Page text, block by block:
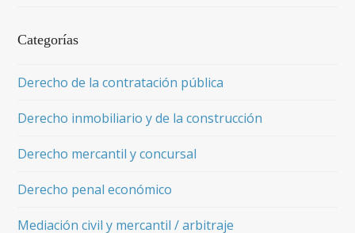
Categorías
Derecho de la contratación pública
Derecho inmobiliario y de la construcción
Derecho mercantil y concursal
Derecho penal económico
Mediación civil y mercantil / arbitraje